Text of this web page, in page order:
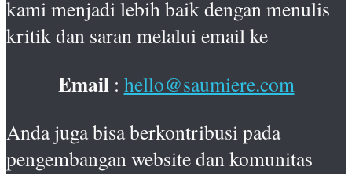
kami menjadi lebih baik dengan menulis
kritik dan saran melalui email ke
Email: hello@saumiere.com
Anda juga bisa berkontribusi pada
pengembangan website dan komunitas